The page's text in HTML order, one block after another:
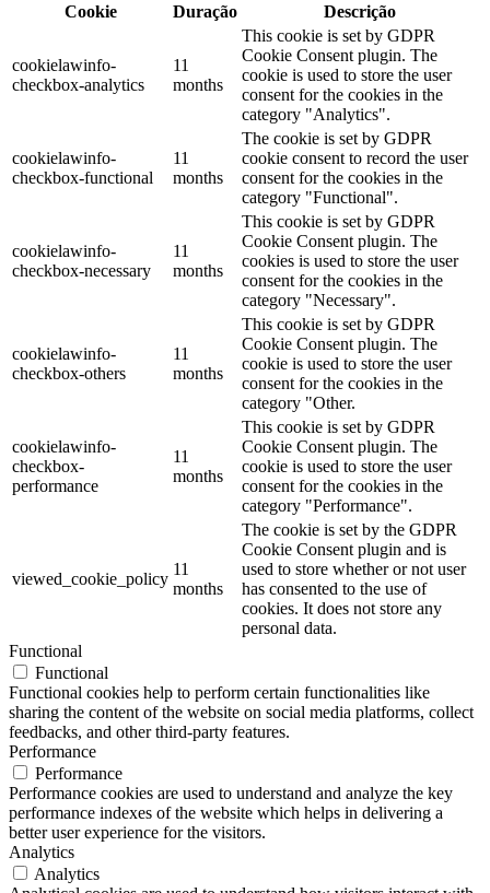
Cookie
Duração Descrição
cookielawinfo-
checkbox-analytics
11
months
This cookie is set by GDPR
Cookie Consent plugin. The
cookie is used to store the user
consent for the cookies in the
category "Analytics".
cookielawinfo-
checkbox-functional
11
months
The cookie is set by GDPR
cookie consent to record the user
consent for the cookies in the
category "Functional".
cookielawinfo-
checkbox-necessary
11
months
This cookie is set by GDPR
Cookie Consent plugin. The
cookies is used to store the user
consent for the cookies in the
category "Necessary".
cookielawinfo-
checkbox-others
11
months
This cookie is set by GDPR
Cookie Consent plugin. The
cookie is used to store the user
consent for the cookies in the
category "Other.
cookielawinfo-
checkbox-
performance
11
months
This cookie is set by GDPR
Cookie Consent plugin. The
cookie is used to store the user
consent for the cookies in the
category "Performance".
viewed_cookie_policy
11
months
The cookie is set by the GDPR
Cookie Consent plugin and is
used to store whether or not user
has consented to the use of
cookies. It does not store any
personal data.
Functional
Functional
Functional cookies help to perform certain functionalities like
sharing the content of the website on social media platforms, collect
feedbacks, and other third-party features.
Performance
Performance
Performance cookies are used to understand and analyze the key
performance indexes of the website which helps in delivering a
better user experience for the visitors.
Analytics
Analytics